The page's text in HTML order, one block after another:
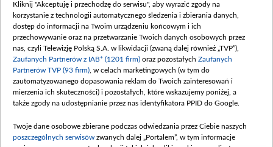
Procedura zgłoszeń wewnętrznych
Kliknij "Akceptuję i przechodzę do serwisu", aby wyrazić zgody na
korzystanie z technologii automatycznego śledzenia i zbierania danych,
dostęp do informacji na Twoim urządzeniu końcowym i ich
przechowywanie oraz na przetwarzanie Twoich danych osobowych przez
nas, czyli Telewizję Polską S.A. w likwidacji (zwaną dalej również „TVP”),
Zaufanych Partnerów z IAB* (1201 firm) oraz pozostałych Zaufanych
Partnerów TVP (93 firm) , w celach marketingowych (w tym do
zautomatyzowanego dopasowania reklam do Twoich zainteresowań i
mierzenia ich skuteczności) i pozostałych, które wskazujemy poniżej, a
także zgody na udostępnianie przez nas identyfikatora PPID do Google.
Twoje dane osobowe zbierane podczas odwiedzania przez Ciebie naszych
poszczególnych serwisów zwanych dalej „Portalem”, w tym informacje